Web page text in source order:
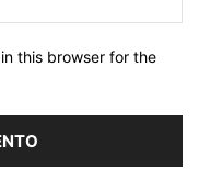
this browser for the